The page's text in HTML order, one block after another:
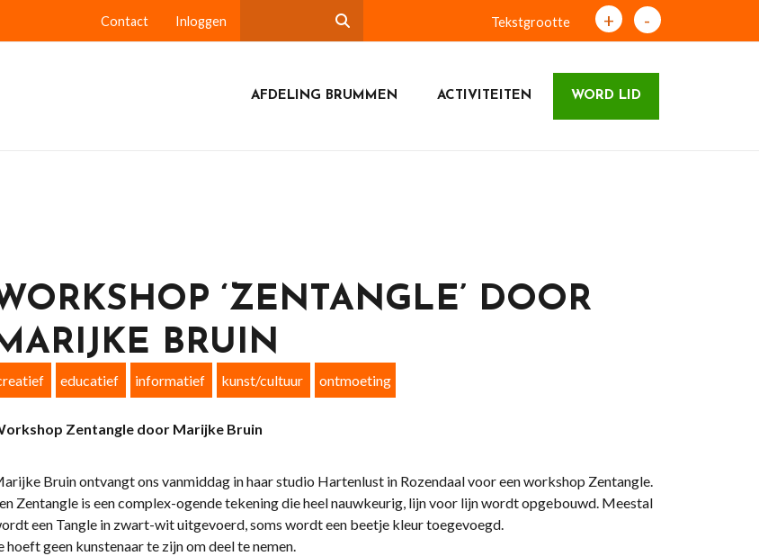
Contact Inloggen Tekstgrootte + -
AFDELING BRUMMEN ACTIVITEITEN WORD LID
‘ZENTANGLE’ DOOR
BRUIN
educatief informatief kunst/cultuur ontmoeting
Zentangle door Marijke Bruin
Bruin ontvangt ons vanmiddag in haar studio Hartenlust in Rozendaal voor een workshop Zentangle.
Zentangle is een complex-ogende tekening die heel nauwkeurig, lijn voor lijn wordt opgebouwd. Meestal
een Tangle in zwart-wit uitgevoerd, soms wordt een beetje kleur toegevoegd.
hoeft geen kunstenaar te zijn om deel te nemen.